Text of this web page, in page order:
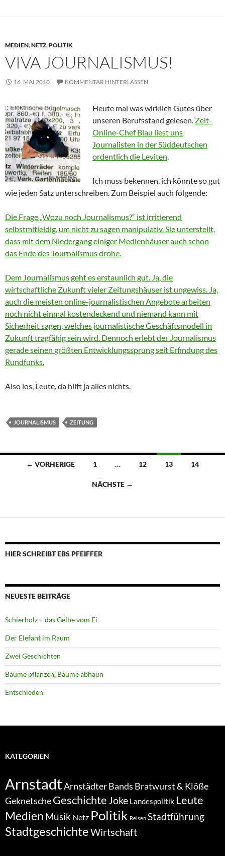
MEDIEN,NETZ,POLITIK
VIVA JOURNALISMUS!
16. MAI 2010 KOMMENTAR HINTERLASSEN
Heute mal was wirklich Gutes über
unseren Berufsstand gelesen. Zeit-
Online-Chef Blau liest uns
Journalisten in der Süddeutschen
ordentlich die Leviten.
Ich muss bekennen, ich könnte so gut
wie jeden Satz unterschreiben. Zum Beispiel auch folgende:
Die Frage „Wozu noch Journalismus?“ ist irritierend
selbstmitleidig, um nicht zu sagen manipulativ. Sie unterstellt,
dass mit dem Niedergang einiger Medienhäuser auch schon
das Ende des Journalismus drohe.
Dem Journalismus geht es erstaunlich gut. Ja, die
wirtschaftliche Zukunft vieler Zeitungshäuser ist ungewiss. Ja,
auch die meisten online-journalistischen Angebote arbeiten
noch nicht einmal kostendeckend und niemand kann mit
Sicherheit sagen, welches journalistische Geschäftsmodell in
Zukunft tragfähig sein wird. Dennoch erlebt der Journalismus
gerade seinen größten Entwicklungssprung seit Erfindung des
Rundfunks.
Also los, Leute, da hilft ja alles nichts.
JOURNALISMUS ZEITUNG
Beitragsnavigation
← VORHERIGE 1 … 12 13 14
NÄCHSTE →
HIER SCHREIBT EBS PFEIFFER
NEUESTE BEITRÄGE
Schierholz – das Gelbe vom Ei
Der Elefant im Raum
Zwei Geschichten
Bäume pflanzen, Bäume abhaun
Entschieden
KATEGORIEN
ArnstadtArnstädter Bands Bratwurst & Klöße
GeknetscheGeschichte Joke Landespolitik Leute
Medien Musik Netz Politik Reisen Stadtführung
StadtgeschichteWirtschaft